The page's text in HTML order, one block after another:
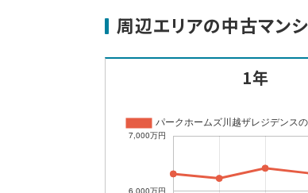
周辺エリアの中古マン
1年